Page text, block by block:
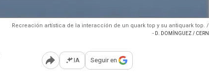
Recreación artística de la interacción de un quark top y su antiquark top. /
- D. DOMÍNGUEZ / CERN
Abrir opciones para compartir
IA Seguir en